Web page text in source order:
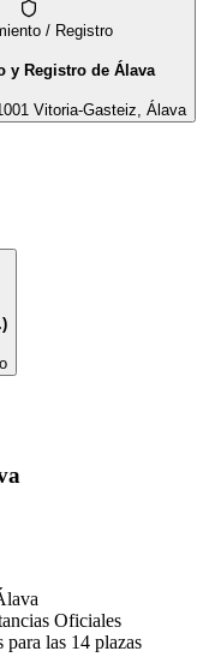
/ Registro
y Registro de Álava
Vitoria-Gasteiz, Álava
Oficiales
para las 14 plazas